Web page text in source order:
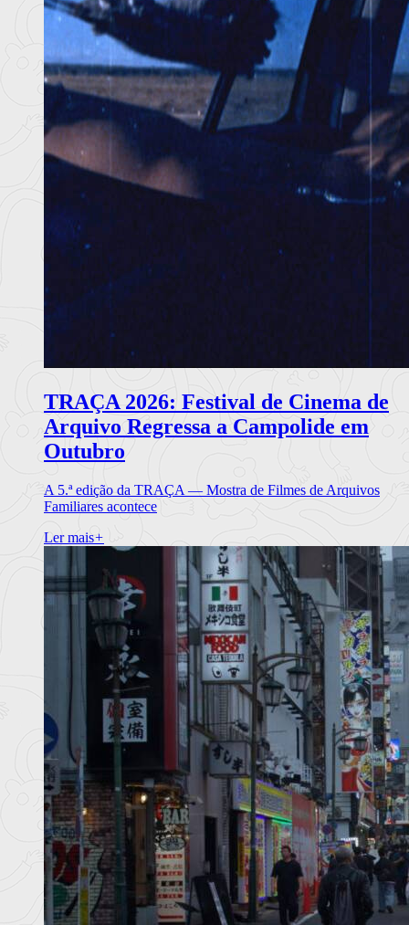
TRAÇA 2026: Festival de Cinema de
Arquivo Regressa a Campolide em
Outubro
A 5.ª edição da TRAÇA — Mostra de Filmes de Arquivos
Familiares acontece
Ler mais+